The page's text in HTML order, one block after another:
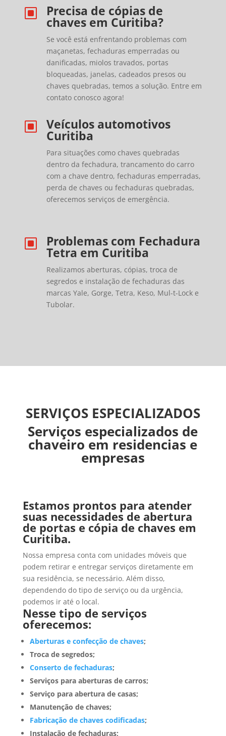
W Precisa de cópias de
chaves em Curitiba?
Se você está enfrentando problemas com
maçanetas, fechaduras emperradas ou
danificadas, miolos travados, portas
bloqueadas, janelas, cadeados presos ou
chaves quebradas, temos a solução. Entre em
contato conosco agora!
W Veículos automotivos
Curitiba
Para situações como chaves quebradas
dentro da fechadura, trancamento do carro
com a chave dentro, fechaduras emperradas,
perda de chaves ou fechaduras quebradas,
oferecemos serviços de emergência.
W Problemas com Fechadura
Tetra em Curitiba
Realizamos aberturas, cópias, troca de
segredos e instalação de fechaduras das
marcas Yale, Gorge, Tetra, Keso, Mul-t-Lock e
Tubolar.
SERVIÇOS ESPECIALIZADOS
Serviços especializados de
chaveiro em residencias e
empresas
Estamos prontos para atender
suas necessidades de abertura
de portas e cópia de chaves em
Curitiba.
Nossa empresa conta com unidades móveis que
podem retirar e entregar serviços diretamente em
sua residência, se necessário. Além disso,
dependendo do tipo de serviço ou da urgência,
podemos ir até o local.
Nesse tipo de serviços
oferecemos:
Aberturas e confecção de chaves;
Troca de segredos;
Conserto de fechaduras;
Serviços para aberturas de carros;
Serviço para abertura de casas;
Manutenção de chaves;
Fabricação de chaves codificadas;
Instalação de fechaduras;